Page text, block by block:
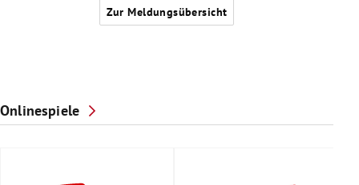
Zur Meldungsübersicht
Onlinespiele